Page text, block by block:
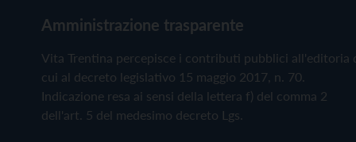
Amministrazione trasparente
Vita Trentina percepisce i contributi pubblici all'editoria
cui al decreto legislativo 15 maggio 2017, n. 70.
Indicazione resa ai sensi della lettera f) del comma 2
dell'art. 5 del medesimo decreto Lgs.